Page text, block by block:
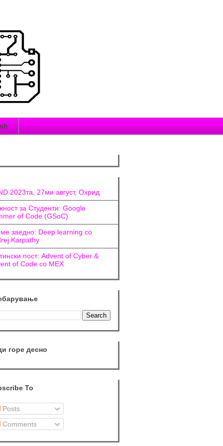
2023та, 27ми август, Охрид
за Студенти: Google
of Code (GSoC)
заедно: Deep learning со
Karpathy
пост: Advent of Cyber &
of Code со МЕХ
горе десно
To
Posts
Comments